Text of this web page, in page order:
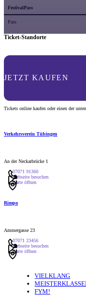
FestivalPass
Pass
Ticket-Standorte
JETZT KAUFEN
Tickets online kaufen oder einen der
Verkehrsverein Tübingen
An der Neckarbrücke 1
07071 91360
Webseite besuchen
Karte öffnen
Rimpo
Ammergasse 23
07071 23456
Webseite besuchen
Karte öffnen
VIELKLANG
FYM!